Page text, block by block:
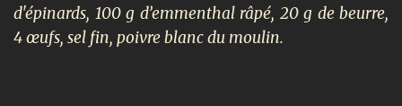
d'épinards, 100 g d’emmenthal râpé, 20 g de beurre,
4 œufs, sel fin, poivre blanc du moulin.